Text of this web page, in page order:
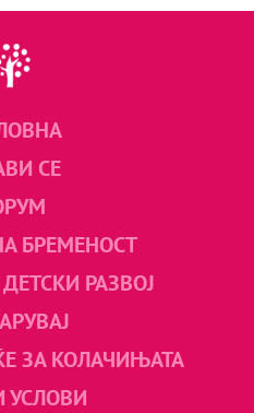
СЕ
БРЕМЕНОСТ
РАЗВОЈ
ЗА КОЛАЧИЊАТА